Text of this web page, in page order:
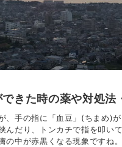
きた時の薬や対処法
、手の指に「血豆」(ちまめ)
んだり、トンカチで指を叩い
の中が赤黒くなる現象ですね